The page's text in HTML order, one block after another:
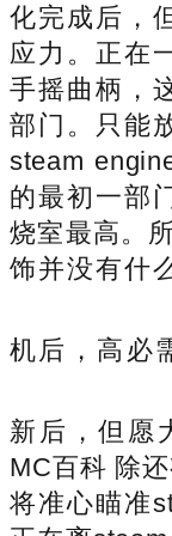
化完成后，
应力。正在
手摇曲柄，
部门。只能
steam
的最初一部
烧室最高。
饰并没有什
机后，高必
新后，但愿
MC百科 除
将准心瞄准